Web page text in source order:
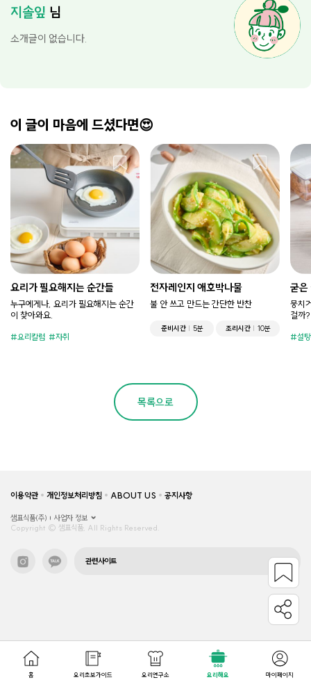
홈 요리초보가이드 요리연구소 요리해요 마이페이지
지솔잎 님
소개글이 없습니다.
이 글이 마음에 드셨다면😍
요리가 필요해지는 순간들
누구에게나, 요리가 필요해지는 순간
이 찾아와요.
요리칼럼 자취
전자레인지 애호박나물
불 안 쓰고 만드는 간단한 반찬
준비시간 5분 조리시간 10분
굳은
뭉치
걸까?
설탕
목록으로
이용약관 개인정보처리방침 ABOUT US 공지사항
샘표식품(주)
사업자 정보
Copyright © 샘표식품, All Rights Reserved.
관련사이트